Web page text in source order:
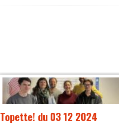
Topette! du 03 12 2024